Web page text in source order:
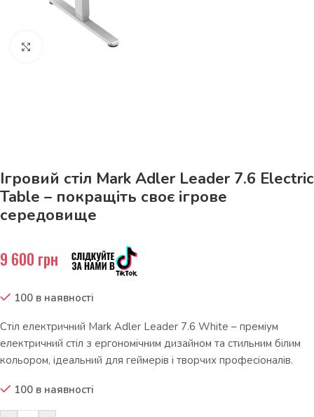
Натисніть, щоб збільшити
Ігровий стіл Mark Adler Leader 7.6 Electric
Table – покращіть своє ігрове
середовище
9 600 грн
100 в наявності
Стіл електричний Mark Adler Leader 7.6 White – преміум
електричний стіл з ергономічним дизайном та стильним білим
кольором, ідеальний для геймерів і творчих професіоналів.
100 в наявності